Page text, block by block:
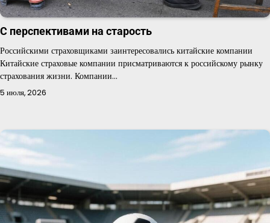
С перспективами на старость
Российскими страховщиками заинтересовались китайские компании
Китайские страховые компании присматриваются к российскому рынку
страхования жизни. Компании…
5 июля, 2026